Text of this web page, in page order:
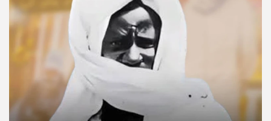
© Copyright 2025, APS